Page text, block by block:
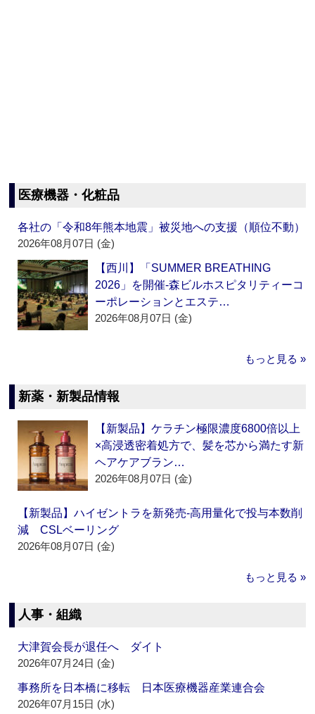
医療機器・化粧品
各社の「令和8年熊本地震」被災地への支援（順位不動）
2026年08月07日 (金)
【西川】「SUMMER BREATHING
2026」を開催‐森ビルホスピタリティーコ
ーポレーションとエステ…
2026年08月07日 (金)
もっと見る »
新薬・新製品情報
【新製品】ケラチン極限濃度6800倍以上
×高浸透密着処方で、髪を芯から満たす新
ヘアケアブラン…
2026年08月07日 (金)
【新製品】ハイゼントラを新発売‐高用量化で投与本数削
減 CSLベーリング
2026年08月07日 (金)
もっと見る »
人事・組織
大津賀会長が退任へ ダイト
2026年07月24日 (金)
事務所を日本橋に移転 日本医療機器産業連合会
2026年07月15日 (水)